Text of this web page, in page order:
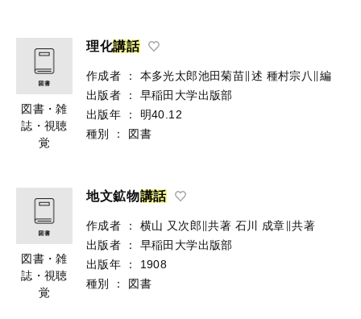
図書・雑
誌・視聴
覚
理化講話
作成者 ： 本多光太郎池田菊苗∥述 種村宗八∥編
出版者
：
早稲田大学出版部
出版年
：
明40.12
種別
： 図書
図書・雑
誌・視聴
覚
地文鉱物講話
作成者 ： 横山 又次郎∥共著 石川 成章∥共著
出版者
：
早稲田大学出版部
出版年
：
1908
種別
： 図書